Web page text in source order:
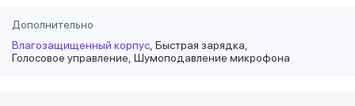
Дополнительно
Влагозащищенный корпус Быстрая зарядка
Голосовое управление Шумоподавление микрофона